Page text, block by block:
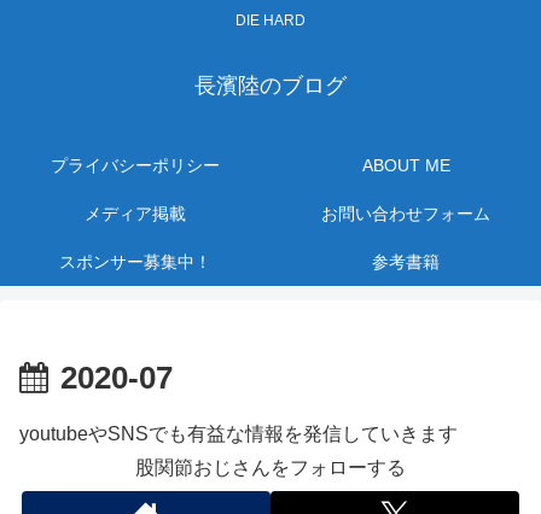
DIE HARD
長濱陸のブログ
プライバシーポリシー ABOUT ME
メディア掲載 お問い合わせフォーム
スポンサー募集中！ 参考書籍
2020-07
youtubeやSNSでも有益な情報を発信していきます
股関節おじさんをフォローする